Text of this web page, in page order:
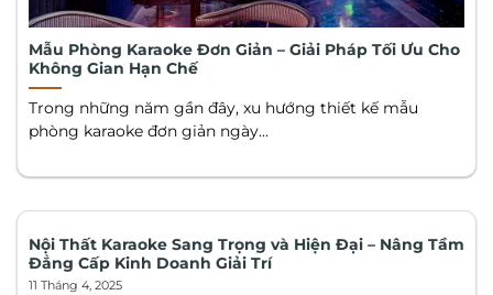
Mẫu Phòng Karaoke Đơn Giản – Giải Pháp Tối Ưu Cho
Không Gian Hạn Chế
Trong những năm gần đây, xu hướng thiết kế mẫu
phòng karaoke đơn giản ngày...
Nội Thất Karaoke Sang Trọng và Hiện Đại – Nâng Tầm
Đẳng Cấp Kinh Doanh Giải Trí
11 Tháng 4, 2025